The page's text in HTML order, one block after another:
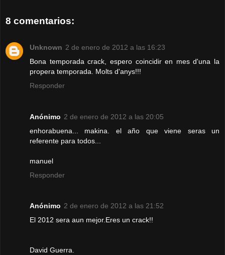
8 comentarios:
Unknown 2 de enero de 2012 a las 16:23
Bona temporada crack, espero coincidir en mes d'una la
propera temporada. Molts d'anys!!!
Responder
Anónimo 2 de enero de 2012 a las 20:05
enhorabuena... makina. el año que viene seras un
referente para todos...
manuel
Responder
Anónimo 2 de enero de 2012 a las 21:52
El 2012 sera aun mejor.Eres un crack!!
David Guerra.